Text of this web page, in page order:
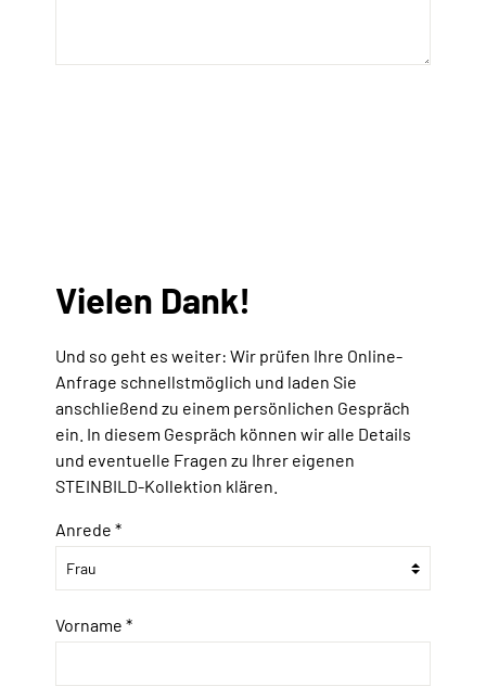
Vielen Dank!
Und so geht es weiter: Wir prüfen Ihre Online-
Anfrage schnellstmöglich und laden Sie
anschließend zu einem persönlichen Gespräch
ein. In diesem Gespräch können wir alle Details
und eventuelle Fragen zu Ihrer eigenen
STEINBILD-Kollektion klären.
Anrede *
Vorname *